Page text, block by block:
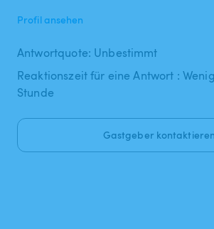
Profil ansehen
Antwortquote: Unbestimmt
Reaktionszeit für eine Antwort :
Stunde
Gastgeber kontaktieren